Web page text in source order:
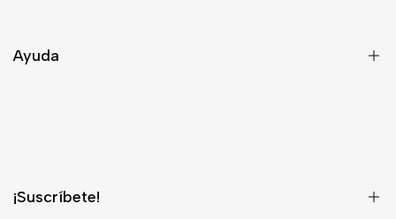
Ayuda
¡Suscríbete!